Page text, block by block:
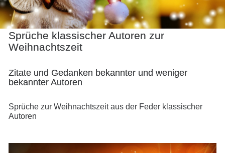
Sprüche klassischer Autoren zur
Weihnachtszeit
Zitate und Gedanken bekannter und weniger
bekannter Autoren
Sprüche zur Weihnachtszeit aus der Feder klassischer
Autoren